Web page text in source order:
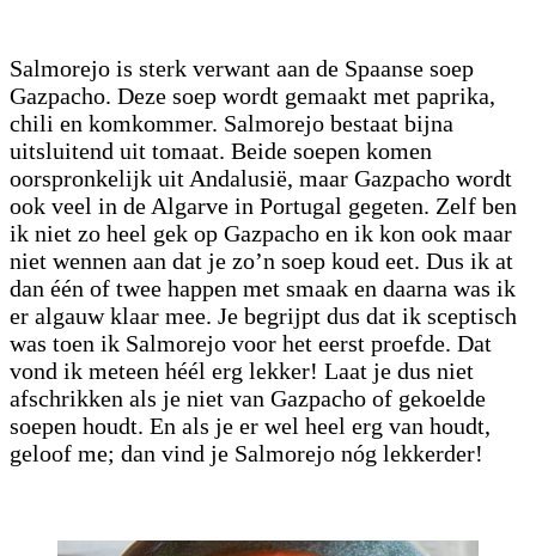
Salmorejo is sterk verwant aan de Spaanse soep
Gazpacho. Deze soep wordt gemaakt met paprika,
chili en komkommer. Salmorejo bestaat bijna
uitsluitend uit tomaat. Beide soepen komen
oorspronkelijk uit Andalusië, maar Gazpacho wordt
ook veel in de Algarve in Portugal gegeten. Zelf ben
ik niet zo heel gek op Gazpacho en ik kon ook maar
niet wennen aan dat je zo’n soep koud eet. Dus ik at
dan één of twee happen met smaak en daarna was ik
er algauw klaar mee. Je begrijpt dus dat ik sceptisch
was toen ik Salmorejo voor het eerst proefde. Dat
vond ik meteen héél erg lekker! Laat je dus niet
afschrikken als je niet van Gazpacho of gekoelde
soepen houdt. En als je er wel heel erg van houdt,
geloof me; dan vind je Salmorejo nóg lekkerder!